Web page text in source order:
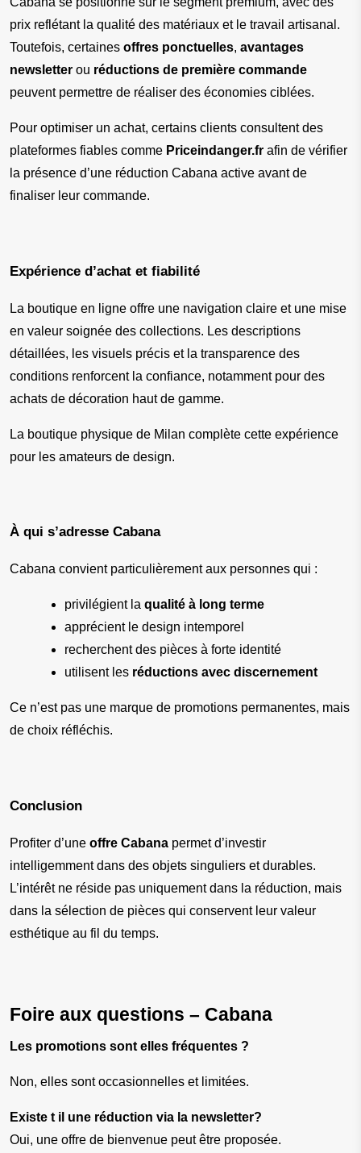
prix reflétant la qualité des matériaux et le travail artisanal.
Toutefois, certaines offres ponctuelles, avantages
newsletter ou réductions de première commande
peuvent permettre de réaliser des économies ciblées.
Pour optimiser un achat, certains clients consultent des
plateformes fiables comme Priceindanger.fr afin de vérifier
la présence d’une réduction Cabana active avant de
finaliser leur commande.
Expérience d’achat et fiabilité
La boutique en ligne offre une navigation claire et une mise
en valeur soignée des collections. Les descriptions
détaillées, les visuels précis et la transparence des
conditions renforcent la confiance, notamment pour des
achats de décoration haut de gamme.
La boutique physique de Milan complète cette expérience
pour les amateurs de design.
À qui s’adresse Cabana
Cabana convient particulièrement aux personnes qui :
privilégient la qualité à long terme
apprécient le design intemporel
recherchent des pièces à forte identité
utilisent les réductions avec discernement
Ce n’est pas une marque de promotions permanentes, mais
de choix réfléchis.
Conclusion
Profiter d’une offre Cabana permet d’investir
intelligemment dans des objets singuliers et durables.
L’intérêt ne réside pas uniquement dans la réduction, mais
dans la sélection de pièces qui conservent leur valeur
esthétique au fil du temps.
Foire aux questions – Cabana
Les promotions sont elles fréquentes ?
Non, elles sont occasionnelles et limitées.
Existe t il une réduction via la newsletter?
Oui, une offre de bienvenue peut être proposée.